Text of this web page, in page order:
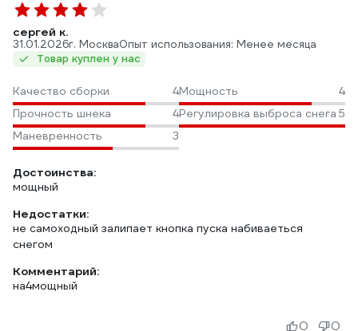
сергей к.
31.01.2026г. МоскваОпыт использования: Менее месяца
Товар куплен у нас
Качество сборки 4Мощность
4
Прочность шнека
4Регулировка выброса снега 5
Маневренность
3
Достоинства:
мощный
Недостатки:
не самоходный залипает кнопка пуска набиваеться
снегом
Комментарий:
на4мощный
0 0